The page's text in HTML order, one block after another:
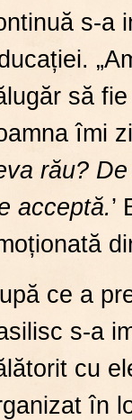
s-a
să
îmi
rău?
acceptă.’
ce a
s-a
cu
în